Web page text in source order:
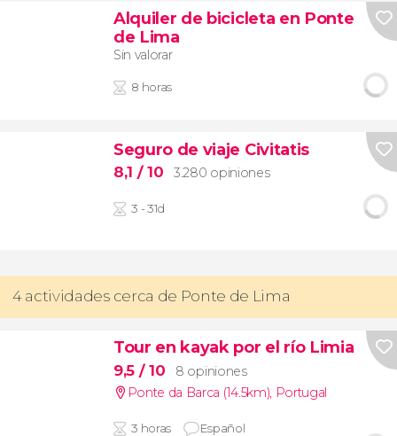
Alquiler de bicicleta en Ponte
de Lima
Sin valorar
8 horas
Seguro de viaje Civitatis
8,1 / 10 3.280 opiniones
3 - 31d
4 actividades cerca de Ponte de Lima
Tour en kayak por el río Limia
9,5 / 10
8 opiniones
Ponte da Barca (14.5km), Portugal
3 horas Español